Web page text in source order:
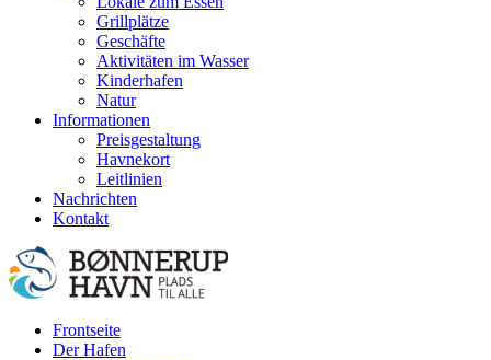
Grillplätze
Geschäfte
Aktivitäten im Wasser
Kinderhafen
Natur
Informationen
Preisgestaltung
Havnekort
Leitlinien
Nachrichten
Kontakt
Frontseite
Der Hafen